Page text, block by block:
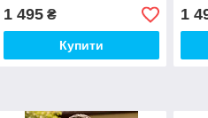
1 495₴
Купити
1